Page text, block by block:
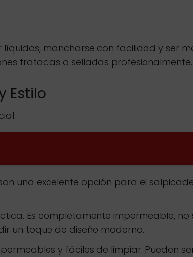
mancharse con facilidad y ser
tratadas o selladas profesionalmente.
Estilo
una excelente opción para el
Es completamente impermeable, no
un toque de diseño moderno.
y fáciles de limpiar. Pueden